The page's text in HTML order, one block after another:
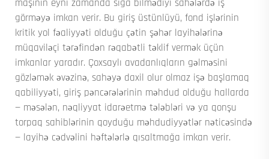
maşının eyni zamanda sığa bilmədiyi sahələrdə iş
görməyə imkan verir. Bu giriş üstünlüyü, fond işlərinin
kritik yol fəaliyyəti olduğu çətin şəhər layihələrinə
müqaviləçi tərəfindən rəqabətli təklif vermək üçün
imkanlar yaradır. Çoxsaylı avadanlıqların gəlməsini
gözləmək əvəzinə, sahəyə daxil olur olmaz işə başlamaq
qabiliyyəti, giriş pəncərələrinin məhdud olduğu hallarda
— məsələn, nəqliyyat idarəetmə tələbləri və ya qonşu
torpaq sahiblərinin qoyduğu məhdudiyyətlər nəticəsində
— layihə cədvəlini həftələrlə qısaltmağa imkan verir.